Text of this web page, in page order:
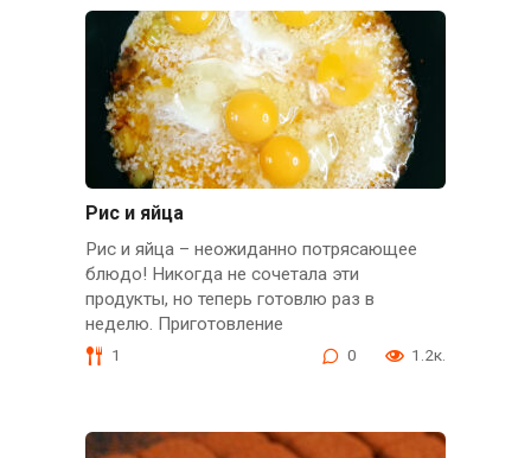
Рис и яйца
Рис и яйца – неожиданно потрясающее
блюдо! Никогда не сочетала эти
продукты, но теперь готовлю раз в
неделю. Приготовление
1 0 1.2к.